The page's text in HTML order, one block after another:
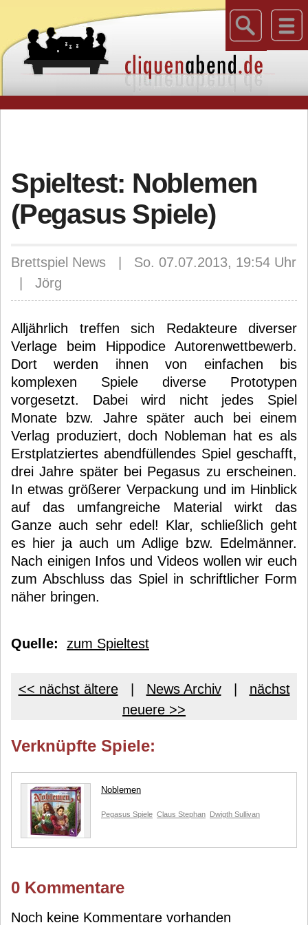
Spieltest: Noblemen
(Pegasus Spiele)
Brettspiel News | So. 07.07.2013, 19:54 Uhr
| Jörg
Alljährlich treffen sich Redakteure diverser
Verlage beim Hippodice Autorenwettbewerb.
Dort werden ihnen von einfachen bis
komplexen Spiele diverse Prototypen
vorgesetzt. Dabei wird nicht jedes Spiel
Monate bzw. Jahre später auch bei einem
Verlag produziert, doch Nobleman hat es als
Erstplatziertes abendfüllendes Spiel geschafft,
drei Jahre später bei Pegasus zu erscheinen.
In etwas größerer Verpackung und im Hinblick
auf das umfangreiche Material wirkt das
Ganze auch sehr edel! Klar, schließlich geht
es hier ja auch um Adlige bzw. Edelmänner.
Nach einigen Infos und Videos wollen wir euch
zum Abschluss das Spiel in schriftlicher Form
näher bringen.
Quelle: zum Spieltest
<< nächst ältere| News Archiv| nächst
neuere >>
Verknüpfte Spiele:
Noblemen
Pegasus Spiele Claus Stephan Dwigth Sullivan
0 Kommentare
Noch keine Kommentare vorhanden